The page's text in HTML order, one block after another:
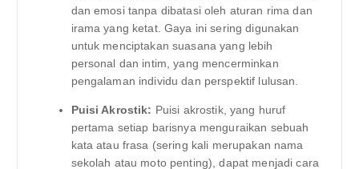
dan emosi tanpa dibatasi oleh aturan rima dan
irama yang ketat. Gaya ini sering digunakan
untuk menciptakan suasana yang lebih
personal dan intim, yang mencerminkan
pengalaman individu dan perspektif lulusan.
Puisi Akrostik: Puisi akrostik, yang huruf
pertama setiap barisnya menguraikan sebuah
kata atau frasa (sering kali merupakan nama
sekolah atau moto penting), dapat menjadi cara